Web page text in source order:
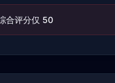
合评分仅 50